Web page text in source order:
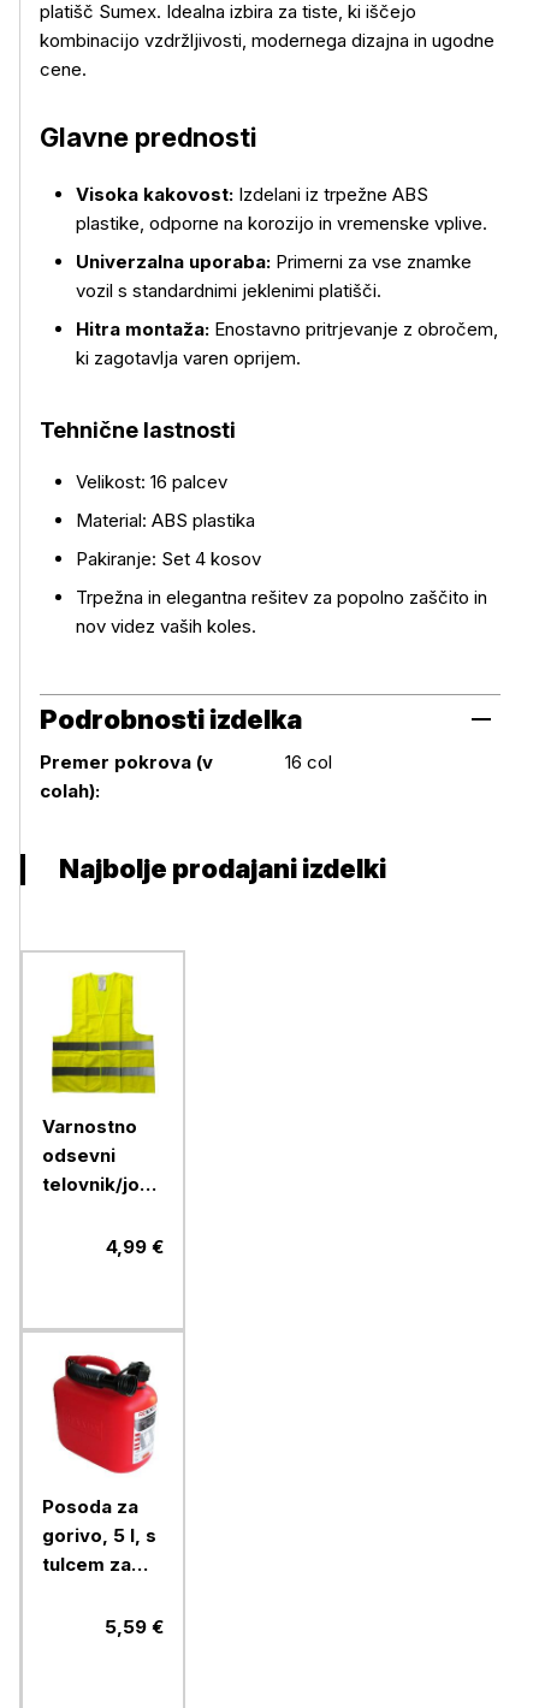
Več o izdelku
platišč Sumex. Idealna izbira za tiste, ki iščejo
kombinacijo vzdržljivosti, modernega dizajna in ugodne
cene.
Glavne prednosti
Visoka kakovost: Izdelani iz trpežne ABS
plastike, odporne na korozijo in vremenske vplive.
Univerzalna uporaba: Primerni za vse znamke
vozil s standardnimi jeklenimi platišči.
Hitra montaža: Enostavno pritrjevanje z obročem,
ki zagotavlja varen oprijem.
Tehnične lastnosti
Velikost: 16 palcev
Material: ABS plastika
Pakiranje: Set 4 kosov
Trpežna in elegantna rešitev za popolno zaščito in
nov videz vaših koles.
Podrobnosti izdelka
Podrobnosti izdelka
Premer pokrova (v
colah):
16 col
Najbolje prodajani izdelki
Varnostno
odsevni
telovnik/jopič,
4,99 €
Posoda za
gorivo, 5 l, s
tulcem za
5,59 €